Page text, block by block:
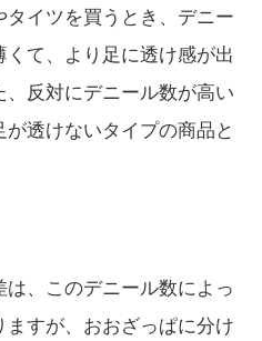
イツを買うとき、デニー
て、より足に透け感が出
反対にデニール数が高い
透けないタイプの商品と
、このデニール数によっ
すが、おおざっぱに分け